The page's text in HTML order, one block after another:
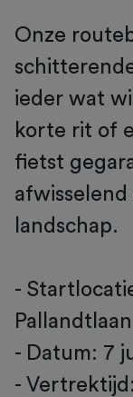
Onze
ieder wat
korte rit of
fietst
landschap.
-
- Datum: 7
-